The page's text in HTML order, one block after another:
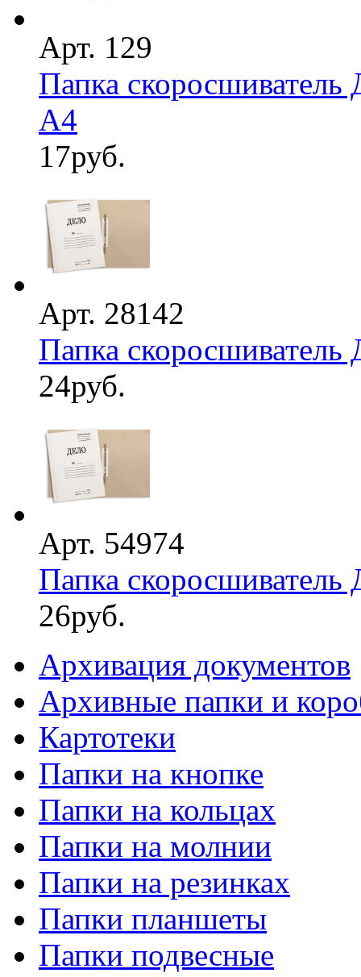
Арт. 129
Папка
А4
17руб.
Арт. 28142
Папка
24руб.
Арт. 54974
Папка
26руб.
Архивация документов
Архивные папки и
Картотеки
Папки на кнопке
Папки на кольцах
Папки на молнии
Папки на резинках
Папки планшеты
Папки подвесные